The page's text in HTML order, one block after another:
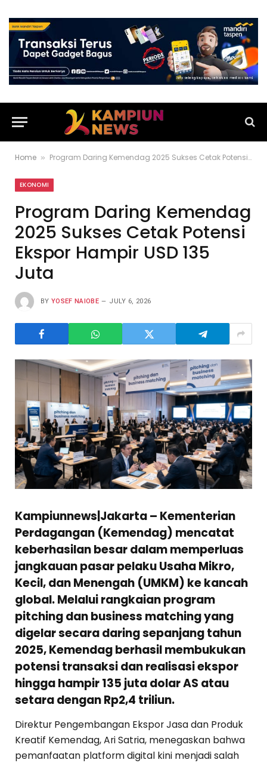
Home » Program Daring Kemendag 2025 Sukses Cetak Potensi Ekspor Hampir USD 135 Juta
EKONOMI
Program Daring Kemendag
2025 Sukses Cetak Potensi
Ekspor Hampir USD 135
Juta
BY YOSEF NAIOBE JULY 6, 2026
Kampiunnews|Jakarta– Kementerian
Perdagangan (Kemendag) mencatat
keberhasilan besar dalam memperluas
jangkauan pasar pelaku Usaha Mikro,
Kecil, dan Menengah (UMKM) ke kancah
global. Melalui rangkaian program
pitching dan business matching yang
digelar secara daring sepanjang tahun
2025, Kemendag berhasil membukukan
potensi transaksi dan realisasi ekspor
hingga hampir 135 juta dolar AS atau
setara dengan Rp2,4 triliun.
Direktur Pengembangan Ekspor Jasa dan Produk
Kreatif Kemendag, Ari Satria, menegaskan bahwa
pemanfaatan platform digital kini menjadi salah